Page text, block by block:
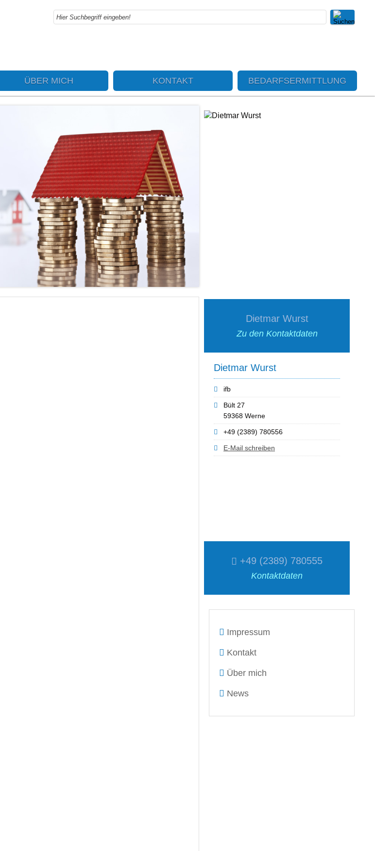
ÜBER MICH KONTAKT BEDARFSERMITTLUNG
Dietmar Wurst
Zu den Kontaktdaten
Dietmar Wurst
ifb
Bült 27
59368 Werne
+49 (2389) 780556
E-Mail schreiben
+49 (2389) 780555
Kontaktdaten
Impressum
Kontakt
Über mich
News